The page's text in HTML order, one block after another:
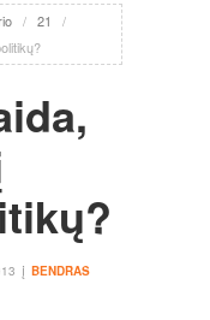
/ 21
/
į BENDRAS